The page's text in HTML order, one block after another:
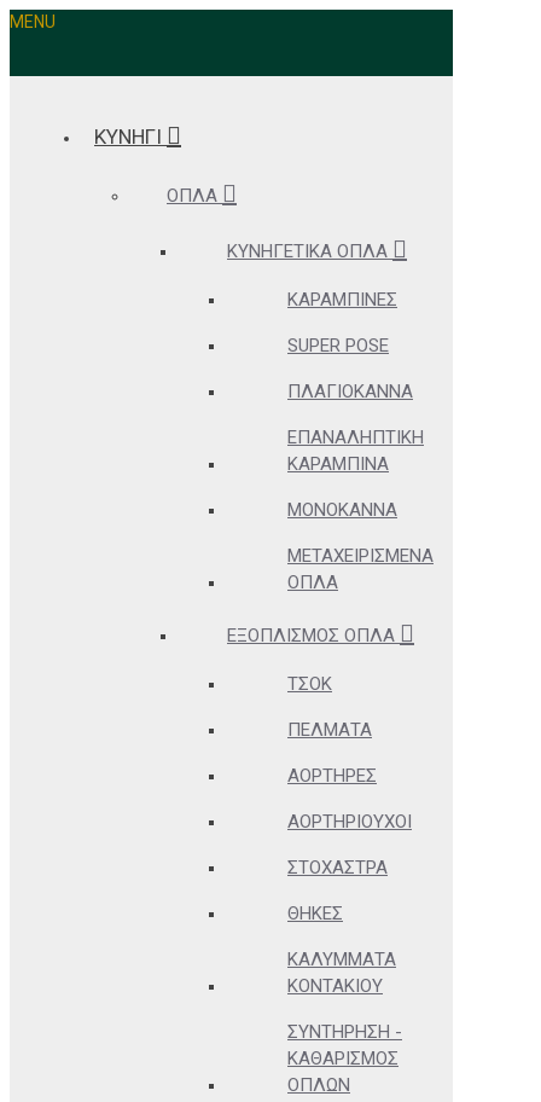
MENU
ΚΥΝΗΓΙ
ΌΠΛΑ
ΚΥΝΗΓΕΤΙΚΆ ΌΠΛΑ
ΚΑΡΑΜΠΊΝΕΣ
SUPER POSE
ΠΛΑΓΙΌΚΑΝΝΑ
ΕΠΑΝΑΛΗΠΤΙΚΉ
ΚΑΡΑΜΠΊΝΑ
ΜΟΝΌΚΑΝΝΑ
ΜΕΤΑΧΕΙΡΙΣΜΈΝΑ
ΌΠΛΑ
ΕΞΟΠΛΙΣΜΌΣ ΌΠΛΑ
ΤΣΟΚ
ΠΈΛΜΑΤΑ
ΑΟΡΤΉΡΕΣ
ΑΟΡΤΗΡΙΟΎΧΟΙ
ΣΤΌΧΑΣΤΡΑ
ΘΉΚΕΣ
ΚΑΛΎΜΜΑΤΑ
ΚΟΝΤΑΚΊΟΥ
ΣΥΝΤΉΡΗΣΗ -
ΚΑΘΑΡΙΣΜΌΣ
ΌΠΛΩΝ